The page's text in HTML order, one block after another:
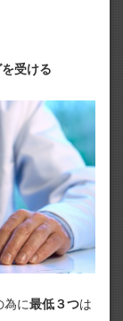
受ける
為に最低３つは